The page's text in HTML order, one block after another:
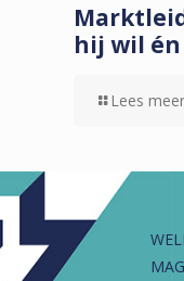
hij wil
Lees meer